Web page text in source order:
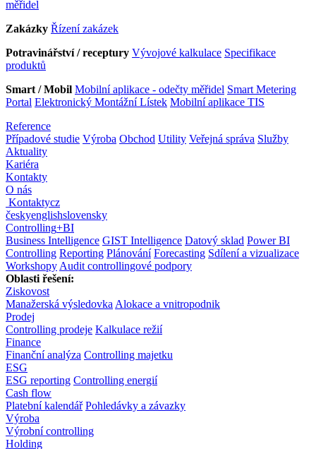
měřidel
Zakázky Řízení zakázek
Potravinářství / receptury Vývojové kalkulace Specifikace
produktů
Smart / Mobil Mobilní aplikace - odečty měřidel Smart Metering
Portal Elektronický Montážní Lístek Mobilní aplikace TIS
Reference
Případové studie Výroba Obchod Utility Veřejná správa Služby
Aktuality
Kariéra
Kontakty
O nás
Kontaktycz
českyenglishslovensky
Controlling+BI
Business Intelligence GIST Intelligence Datový sklad Power BI
Controlling Reporting Plánování Forecasting Sdílení a vizualizace
Workshopy Audit controllingové podpory
Oblasti řešení:
Ziskovost
Manažerská výsledovka Alokace a vnitropodnik
Prodej
Controlling prodeje Kalkulace režií
Finance
Finanční analýza Controlling majetku
ESG
ESG reporting Controlling energií
Cash flow
Platební kalendář Pohledávky a závazky
Výroba
Výrobní controlling
Holding